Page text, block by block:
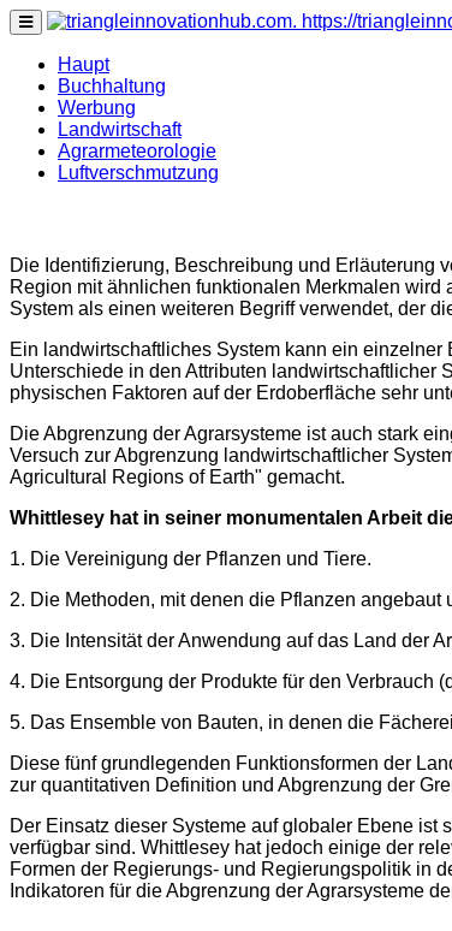
none https://
Haupt
Buchhaltung
Werbung
Landwirtschaft
Agrarmeteorologie
Luftverschmutzung
Die Identifizierung, Beschreibung und Erläuterung
Region mit ähnlichen funktionalen Merkmalen
System als einen weiteren Begriff verwendet, der
Ein landwirtschaftliches System kann ein
Unterschiede in den Attributen landwirtschaftlicher
physischen Faktoren auf der Erdoberfläche sehr
Die Abgrenzung der Agrarsysteme ist auch stark
Versuch zur Abgrenzung landwirtschaftlicher
Agricultural Regions of Earth" gemacht.
Whittlesey hat in seiner monumentalen Arbeit
1. Die Vereinigung der Pflanzen und Tiere.
2. Die Methoden, mit denen die Pflanzen angebaut
3. Die Intensität der Anwendung auf das Land der
4. Die Entsorgung der Produkte für den Verbrauch
5. Das Ensemble von Bauten, in denen die
Diese fünf grundlegenden Funktionsformen der
zur quantitativen Definition und Abgrenzung der
Der Einsatz dieser Systeme auf globaler Ebene
verfügbar sind. Whittlesey hat jedoch einige der
Formen der Regierungs- und Regierungspolitik in
Indikatoren für die Abgrenzung der Agrarsysteme